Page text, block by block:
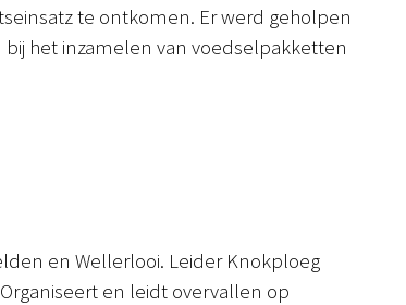
te ontkomen. Er werd geholpen
het inzamelen van voedselpakketten
en Wellerlooi. Leider Knokploeg
en leidt overvallen op